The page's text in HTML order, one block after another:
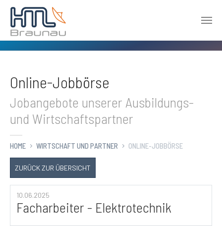
Online-Jobbörse
Jobangebote unserer Ausbildungs-
und Wirtschaftspartner
HOME WIRTSCHAFT UND PARTNER ONLINE-JOBBÖRSE
ZURÜCK ZUR ÜBERSICHT
10.06.2025
Facharbeiter - Elektrotechnik